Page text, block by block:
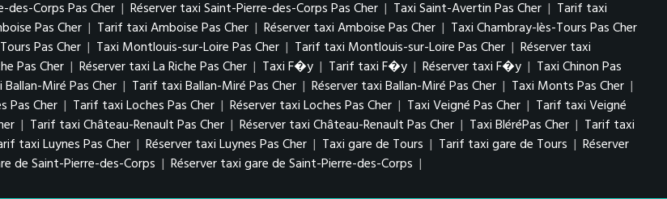
Corps Pas Cher | Réserver taxi Saint-Pierre-des-Corps Pas Cher | Taxi Saint-Avertin Pas Cher | Tarif taxi
Pas Cher | Tarif taxi Amboise Pas Cher | Réserver taxi Amboise Pas Cher | Taxi Chambray-lès-Tours Pas Cher
Pas Cher | Taxi Montlouis-sur-Loire Pas Cher | Tarif taxi Montlouis-sur-Loire Pas Cher | Réserver taxi
Pas Cher | Réserver taxi La Riche Pas Cher | Taxi F�y | Tarif taxi F�y | Réserver taxi F�y | Taxi Chinon Pas
Ballan-Miré Pas Cher | Tarif taxi Ballan-Miré Pas Cher | Réserver taxi Ballan-Miré Pas Cher | Taxi Monts Pas Cher |
Pas Cher | Tarif taxi Loches Pas Cher | Réserver taxi Loches Pas Cher | Taxi Veigné Pas Cher | Tarif taxi Veigné
| Tarif taxi Château-Renault Pas Cher | Réserver taxi Château-Renault Pas Cher | Taxi BléréPas Cher | Tarif taxi
taxi Luynes Pas Cher | Réserver taxi Luynes Pas Cher | Taxi gare de Tours | Tarif taxi gare de Tours | Réserver
de Saint-Pierre-des-Corps | Réserver taxi gare de Saint-Pierre-des-Corps |